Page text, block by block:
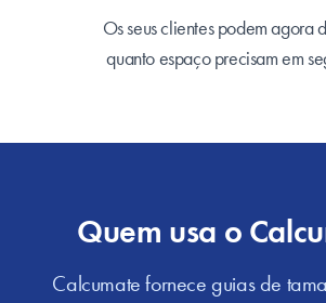
Os seus clientes podem agora
quanto espaço precisam em
Quem usa o
Calcumate fornece guias de